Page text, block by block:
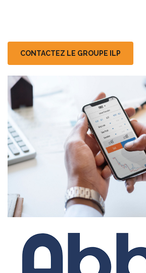
CONTACTEZ LE GROUPE ILP